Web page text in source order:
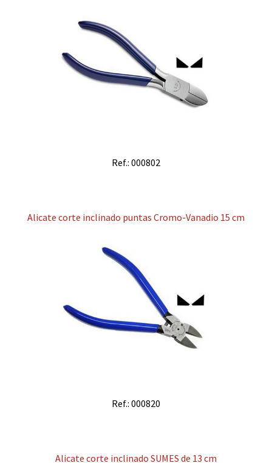
Ref.: 000802
Alicate corte inclinado puntas Cromo-Vanadio 15 cm
Ref.: 000820
Alicate corte inclinado SUMES de 13 cm